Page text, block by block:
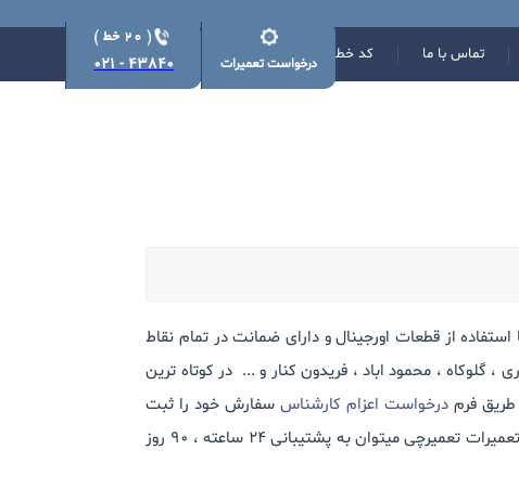
درخواست تعمیرات 43840 - 021 تماس با ما کد خطا
مایکروویو با استفاده از قطعات اورجینال و دارای ضمانت در تمام نقاط
گلوکاه ، محمود اباد ، فریدون کنار و ... در کوتاه ترین
طریق فرم درخواست اعزام کارشناسسفارش خود را ثبت
نمایید تا همکاران ما در کوتاه ترین زمان ممکن بابت رفع ایراد دستگاه شما مراجعه نمایند. از مزایای استفاده از خدمات مرکز تعمیرات تعمیرچی میتوان به پشتیبانی 24 ساعته ، 90 روز